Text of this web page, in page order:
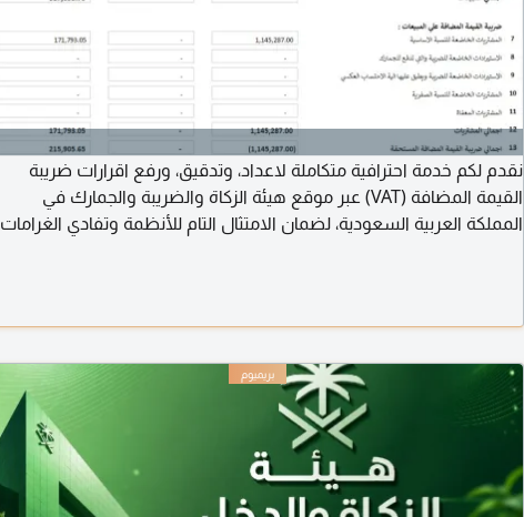
نقدم لكم خدمة احترافية متكاملة لاعداد، وتدقيق، ورفع اقرارات ضريبة
القيمة المضافة (VAT) عبر موقع هيئة الزكاة والضريبة والجمارك في
المملكة العربية السعودية، لضمان الامتثال التام للأنظمة وتفادي الغرامات
الالكترونية